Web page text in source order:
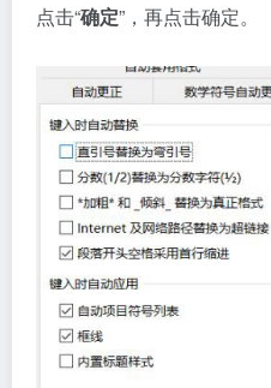
点击“确定”，再点击确定。